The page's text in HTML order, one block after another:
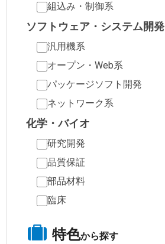
組込み・制御系
ソフトウェア・システム開発
汎用機系
オープン・Web系
パッケージソフト開発
ネットワーク系
化学・バイオ
研究開発
品質保証
部品材料
臨床
特色から探す